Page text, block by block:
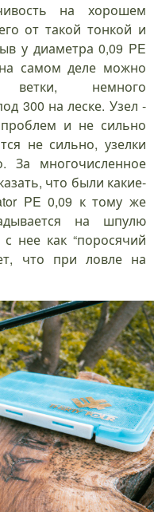
на хорошем
от такой тонкой и
у диаметра 0,09 PE
самом деле можно
ветки, немного
300 на леске. Узел -
и не сильно
не сильно, узелки
За многочисленное
что были какие-
PE 0,09 к тому же
на шпулю
нее как “поросячий
что при ловле на